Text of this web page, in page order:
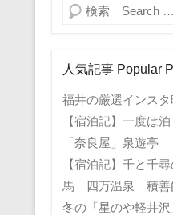
検索
人気記事 Popular
福井の厳選インス
【宿泊記】一度は
「奈良屋」泉遊亭
【宿泊記】千と千
馬 四万温泉 積善
冬の「星のや軽井